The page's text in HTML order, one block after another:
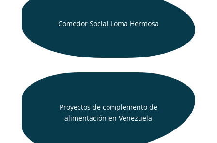
Comedor Social Loma Hermosa
Proyectos de complemento de
alimentación en Venezuela